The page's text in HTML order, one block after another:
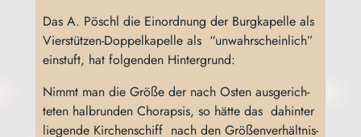
Das A. Pöschl die Ein­ord­nung der Burg­ka­pel­le als
Vier­stüt­zen-Dop­pel­ka­pel­le als “unwahr­schein­lich”
ein­stuft, hat fol­gen­den Hintergrund:
Nimmt man die Grö­ße der nach Osten aus­ge­rich­
te­ten halb­run­den Chor­ap­sis, so hät­te das dahin­ter
lie­gen­de Kir­chen­schiff nach den Grö­ßen­ver­hält­nis­